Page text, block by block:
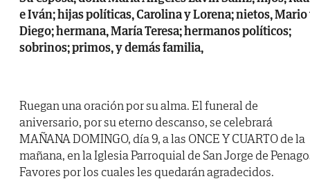
e Iván; hijas políticas, Carolina y Lorena; nietos, Mario
Diego; hermana, María Teresa; hermanos políticos;
sobrinos; primos, y demás familia,
Ruegan una oración por su alma. El funeral de
aniversario, por su eterno descanso, se celebrará
MAÑANA DOMINGO, día 9, a las ONCE Y CUARTO de la
mañana, en la Iglesia Parroquial de San Jorge de
Favores por los cuales les quedarán agradecidos.